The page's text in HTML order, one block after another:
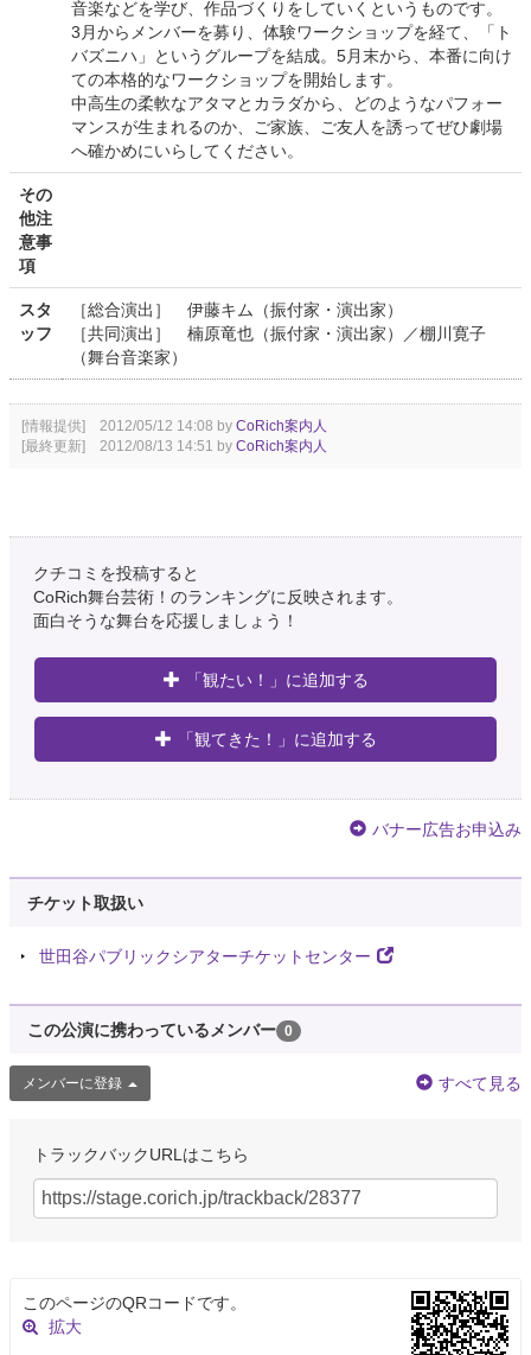
音楽などを学び、作品づくりをしていくというものです。
3月からメンバーを募り、体験ワークショップを経て、「ト
バズニハ」というグループを結成。5月末から、本番に向け
ての本格的なワークショップを開始します。
中高生の柔軟なアタマとカラダから、どのようなパフォー
マンスが生まれるのか、ご家族、ご友人を誘ってぜひ劇場
へ確かめにいらしてください。
その
他注
意事
項
スタ
ッフ
［総合演出］ 伊藤キム（振付家・演出家）
［共同演出］ 楠原竜也（振付家・演出家）／棚川寛子
（舞台音楽家）
[情報提供] 2012/05/12 14:08 by CoRich案内人
[最終更新] 2012/08/13 14:51 by CoRich案内人
クチコミを投稿すると
CoRich舞台芸術！のランキングに反映されます。
面白そうな舞台を応援しましょう！
「観たい！」に追加する
「観てきた！」に追加する
バナー広告お申込み
チケット取扱い
世田谷パブリックシアターチケットセンター
この公演に携わっているメンバー 0
メンバーに登録 すべて見る
トラックバックURLはこちら
このページのQRコードです。
拡大